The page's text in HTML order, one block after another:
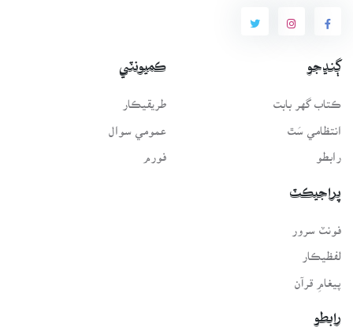
ڳنڍجو
ڪتاب گهر بابت
انتظامي سَٿ
رابطو
ڪميونٽي
طريقيڪار
عمومي سوال
فورم
پراجيڪٽ
لفظيڪار
پيغامِ قرآن
رابطو